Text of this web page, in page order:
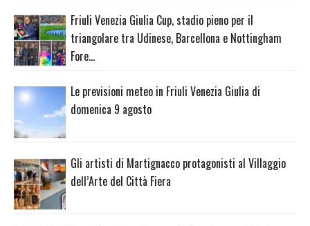
Friuli Venezia Giulia Cup, stadio pieno per il
triangolare tra Udinese, Barcellona e Nottingham
Fore…
Le previsioni meteo in Friuli Venezia Giulia di
domenica 9 agosto
Gli artisti di Martignacco protagonisti al Villaggio
dell’Arte del Città Fiera